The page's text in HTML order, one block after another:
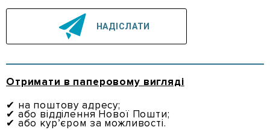
Отримати в паперовому вигляді
✔ на поштову адресу;
✔ або відділення Нової Пошти;
✔ або кур’єром за можливості.